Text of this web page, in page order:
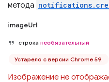
метода
imageUrl
строка необязательный
Устарело с версии Chrome 59.
Изображение не